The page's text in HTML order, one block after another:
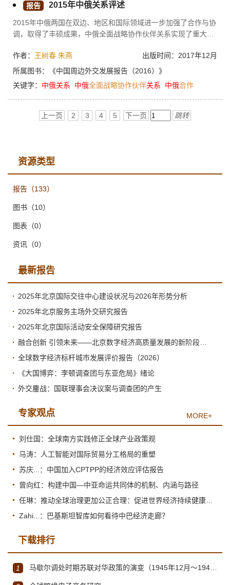
报告 2015年中俄关系评述
2015年中俄两国在双边、地区和国际领域进一步加强了合作与协
调，取得了丰硕成果，中俄全面战略协作伙伴关系实现了重大发
战，比如资金隐患、政治风险和俄罗斯对中国的疑虑等。
出版时间：2017年12月
作者： 王树春 朱燕
所属图书：
《中国周边外交发展报告（2016）》
关键字： 中俄关系 中俄全面战略协作伙伴关系 中俄合作
上一页 2 3 4 5 下一页 跳转
资源类型
报告 （133）
图书 （10）
图表 （0）
资讯 （0）
最新报告
2025年北京国际交往中心建设状况与2026年形势分析
2025年北京服务主场外交研究报告
2025年北京国际活动安全保障研究报告
全球数字经济标杆城市发展评价报告（2026）
《大国博弈：李顿调查团与东亚危局》绪论
外交鏖战：国联理事会决议案与调查团的产生
专家观点 MORE+
刘仕国：全球南方实践修正全球产业政策观
马涛：人工智能对国际贸易分工格局的重塑
苏庆...：中国加入CPTPP的经济效应评估报告
曾向红：构建中国—中亚命运共同体的机制、内涵与路径
Zahi...：巴基斯坦智库如何看待中巴经济走廊？
下载排行
1 马歇尔调处时期苏联对华政策的演变（1945年12月～1947年1月）